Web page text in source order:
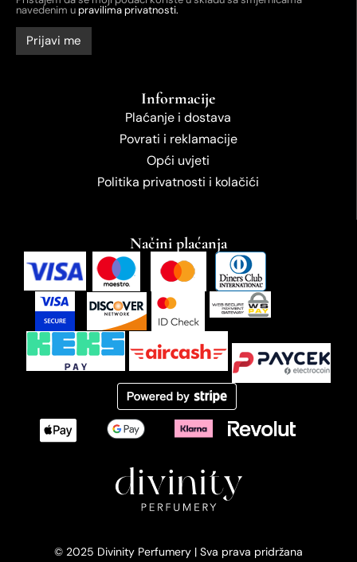
navedenim upravilima privatnosti.
Informacije
Plaćanje i dostava
Povrati i reklamacije
Opći uvjeti
Politika privatnosti i kolačići
Načini plaćanja
© 2025 Divinity Perfumery | Sva prava pridržana